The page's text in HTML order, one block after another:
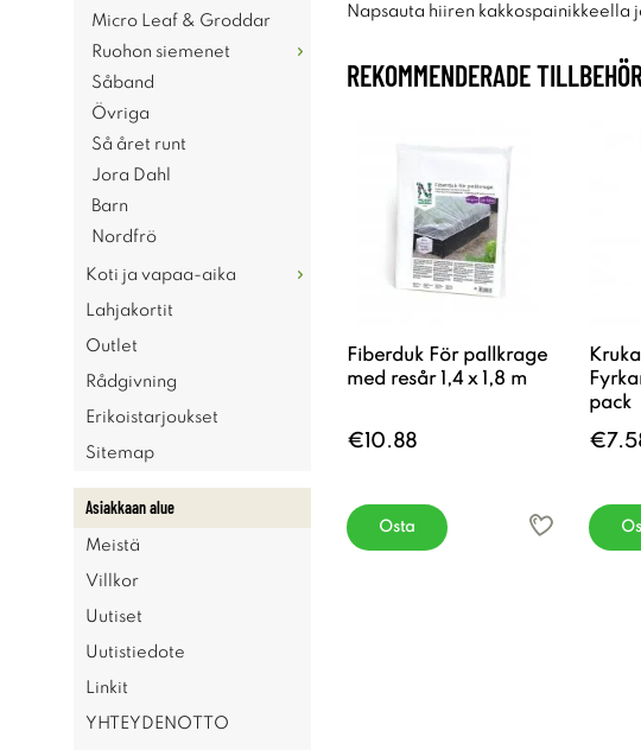
Micro Leaf & Groddar
Ruohon siemenet
Såband
Övriga
Så året runt
Jora Dahl
Barn
Nordfrö
Koti ja vapaa-aika
Lahjakortit
Outlet
Rådgivning
Erikoistarjoukset
Sitemap
Asiakkaan alue
Meistä
Villkor
Uutiset
Uutistiedote
Linkit
YHTEYDENOTTO
Napsauta hiiren kakkospainikkeella
REKOMMENDERADE
Fiberduk För pallkrage
med resår 1,4 x 1,8 m
€10.88
Osta
pack